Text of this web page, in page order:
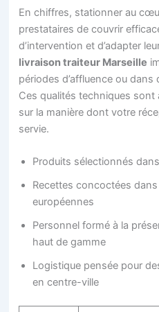
En chiffres, stationner au
prestataires de couvrir
d’intervention et d’adapter
livraison traiteur Marseille
périodes d’affluence ou dans
Ces qualités techniques sont
sur la manière dont votre
servie.
Produits sélectionnés
Recettes concoctées
européennes
Personnel formé à la
haut de gamme
Logistique pensée pour
en centre-ville